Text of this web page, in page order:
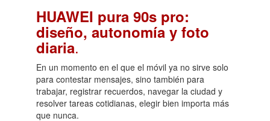
HUAWEI pura 90s pro:
diseño, autonomía y foto
diaria.
En un momento en el que el móvil ya no sirve solo
para contestar mensajes, sino también para
trabajar, registrar recuerdos, navegar la ciudad y
resolver tareas cotidianas, elegir bien importa más
que nunca.